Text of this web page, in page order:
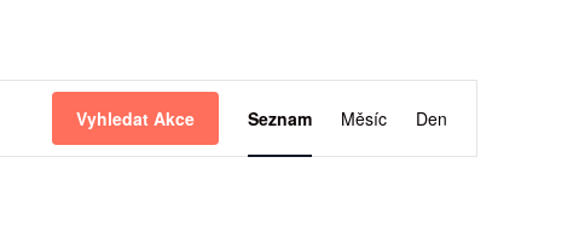
Vyhledat Akce
Navigace
pro
Seznam Měsíc Den